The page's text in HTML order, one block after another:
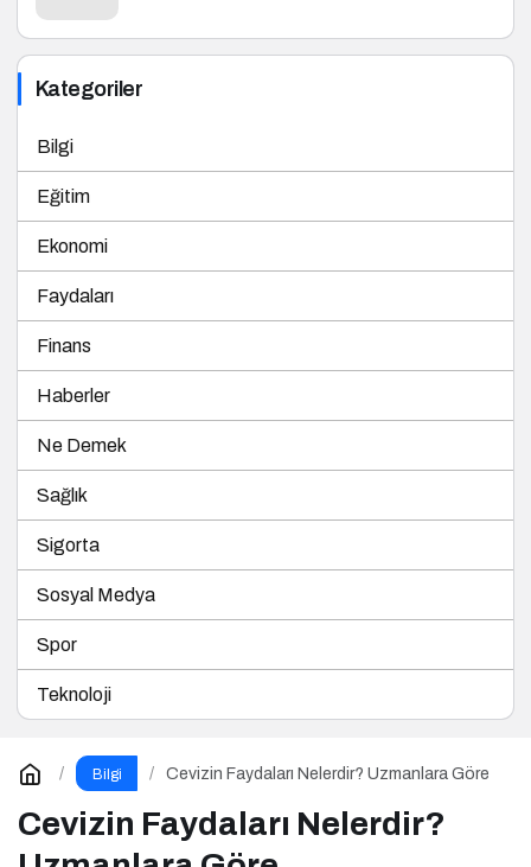
Kategoriler
Bilgi
Eğitim
Ekonomi
Faydaları
Finans
Haberler
Ne Demek
Sağlık
Sigorta
Sosyal Medya
Spor
Teknoloji
Bilgi Cevizin Faydaları Nelerdir? Uzmanlara Göre
Cevizin Faydaları Nelerdir?